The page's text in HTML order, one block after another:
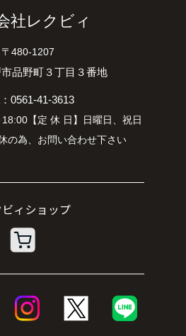
社レクビィ
〒480-1207
品野町３丁目３番地
0561-41-3613
18:00【定 休 日】日曜日、祝日
の為、お問い合わせ下さい